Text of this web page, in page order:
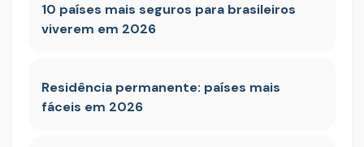
10 países mais seguros para brasileiros
viverem em 2026
Residência permanente: países mais
fáceis em 2026